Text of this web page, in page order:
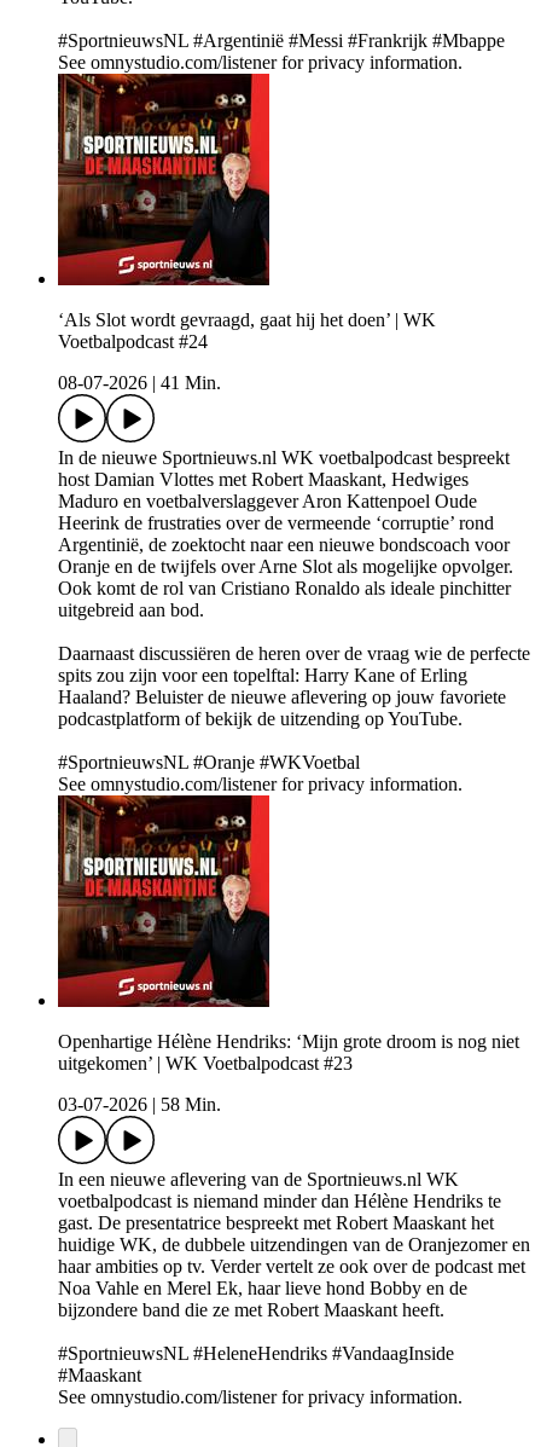
#SportnieuwsNL #Argentinië #Messi #Frankrijk #Mbappe
See omnystudio.com/listener for privacy information.
‘Als Slot wordt gevraagd, gaat hij het doen’ | WK
Voetbalpodcast #24
08-07-2026
41 Min.
In de nieuwe Sportnieuws.nl WK voetbalpodcast bespreekt
host Damian Vlottes met Robert Maaskant, Hedwiges
Maduro en voetbalverslaggever Aron Kattenpoel Oude
Heerink de frustraties over de vermeende ‘corruptie’ rond
Argentinië, de zoektocht naar een nieuwe bondscoach voor
Oranje en de twijfels over Arne Slot als mogelijke opvolger.
Ook komt de rol van Cristiano Ronaldo als ideale pinchitter
uitgebreid aan bod.
Daarnaast discussiëren de heren over de vraag wie de perfecte
spits zou zijn voor een topelftal: Harry Kane of Erling
Haaland? Beluister de nieuwe aflevering op jouw favoriete
podcastplatform of bekijk de uitzending op YouTube.
#SportnieuwsNL #Oranje #WKVoetbal
See omnystudio.com/listener for privacy information.
Openhartige Hélène Hendriks: ‘Mijn grote droom is nog niet
uitgekomen’ | WK Voetbalpodcast #23
03-07-2026
58 Min.
In een nieuwe aflevering van de Sportnieuws.nl WK
voetbalpodcast is niemand minder dan Hélène Hendriks te
gast. De presentatrice bespreekt met Robert Maaskant het
huidige WK, de dubbele uitzendingen van de Oranjezomer en
haar ambities op tv. Verder vertelt ze ook over de podcast met
Noa Vahle en Merel Ek, haar lieve hond Bobby en de
bijzondere band die ze met Robert Maaskant heeft.
#SportnieuwsNL #HeleneHendriks #VandaagInside
#Maaskant
See omnystudio.com/listener for privacy information.